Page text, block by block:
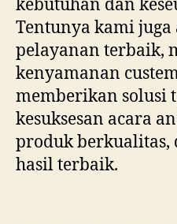
kebutuhan dan
Tentunya kami
pelayanan terbaik,
kenyamanan
memberikan solusi
kesuksesan acara
produk berkualitas,
hasil terbaik.